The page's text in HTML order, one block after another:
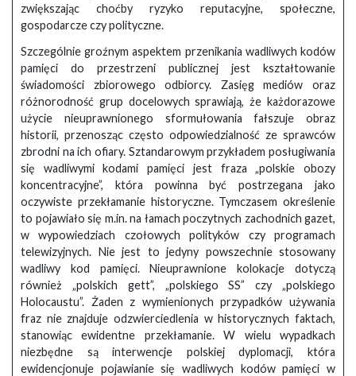
zwiększając choćby ryzyko reputacyjne, społeczne,
gospodarcze czy polityczne.
Szczególnie groźnym aspektem przenikania wadliwych kodów
pamięci do przestrzeni publicznej jest kształtowanie
świadomości zbiorowego odbiorcy. Zasięg mediów oraz
różnorodność grup docelowych sprawiają, że każdorazowe
użycie nieuprawnionego sformułowania fałszuje obraz
historii, przenosząc często odpowiedzialność ze sprawców
zbrodni na ich ofiary. Sztandarowym przykładem posługiwania
się wadliwymi kodami pamięci jest fraza „polskie obozy
koncentracyjne”, która powinna być postrzegana jako
oczywiste przekłamanie historyczne. Tymczasem określenie
to pojawiało się m.in. na łamach poczytnych zachodnich gazet,
w wypowiedziach czołowych polityków czy programach
telewizyjnych. Nie jest to jedyny powszechnie stosowany
wadliwy kod pamięci. Nieuprawnione kolokacje dotyczą
również „polskich gett”, „polskiego SS” czy „polskiego
Holocaustu”. Żaden z wymienionych przypadków używania
fraz nie znajduje odzwierciedlenia w historycznych faktach,
stanowiąc ewidentne przekłamanie. W wielu wypadkach
niezbędne są interwencje polskiej dyplomacji, która
ewidencjonuje pojawianie się wadliwych kodów pamięci w